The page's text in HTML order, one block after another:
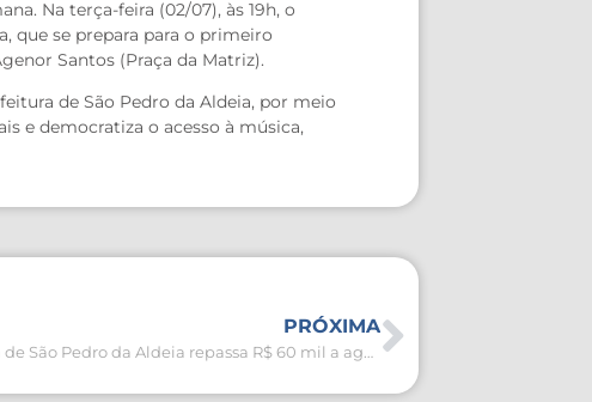
Na terça-feira (02/07), às 19h, o
que se prepara para o primeiro
Santos (Praça da Matriz).
de São Pedro da Aldeia, por meio
e democratiza o acesso à música,
PRÓXIMA